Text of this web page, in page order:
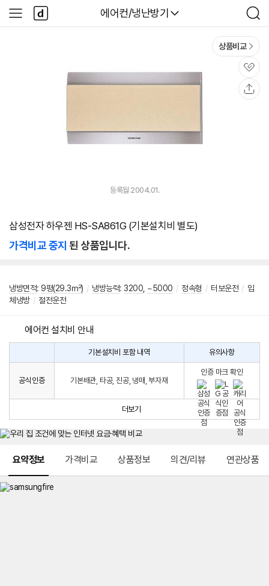
다나와
에어컨/냉난방기
검
색
사
이
다
나
와
상품비교
관
심
등록월 2004.01.
삼성전자 하우젠 HS-SA861G (기본설치비 별도)
가격비교 중지 된 상품입니다.
냉방면적: 9평(29.3㎡) / 냉방능력: 3200 ~5000 / 정속형 / 터보운전 / 입
체냉방 / 절전운전
에어컨 설치비 안내
구
시
생
는
치
비
컨
설
기본설치비 포함 내역 유의사항
공식인증 기본배관, 타공, 진공, 냉매, 부자재
인증 마크 확인
더보기
요약정보 가격비교 상품정보 의견/리뷰 연관상품